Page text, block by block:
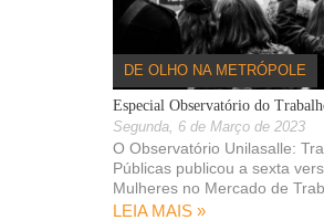
DE OLHO NA METRÓPOLE
Especial Observatório do
Segunda, 6 de Março de 2023
O Observatório Unilasalle:
Públicas publicou a sexta
Mulheres no Mercado de
LEIA MAIS »